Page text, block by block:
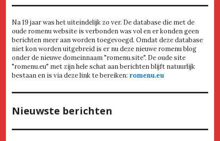
Na 19 jaar was het uiteindelijk zo ver. De database die met de
oude romenu website is verbonden was vol en er konden geen
berichten meer aan worden toegevoegd. Omdat deze database
niet kon worden uitgebreid is er nu deze nieuwe romenu blog
onder de nieuwe domeinnaam "romenu.site". De oude site
"romenu.eu" met zijn hele schat aan berichten blijft natuurlijk
bestaan en is via deze link te bereiken: romenu.eu
Nieuwste berichten